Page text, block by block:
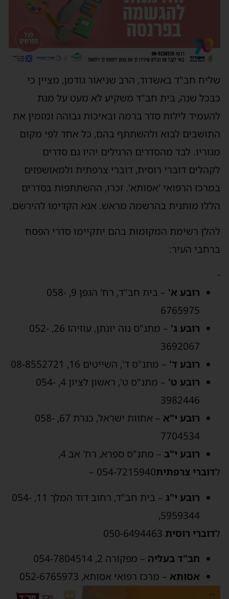
שליח חב"ד באשדוד, הרב שניאור גודמן, מציין כי
כבכל שנה, בית חב"ד משקיע לא מעט על מנת
להעמיד לילות סדר ברמה ובאיכות גבוהה ומזמין את
התושבים לבוא ולהשתתף בהם, כל אחד לפי מקום
מגוריו. לבד מהסדרים הרגילים יהיו גם סדרים
לקהלים דוברי רוסית, דוברי צרפתית ולמאושפזים
במרכז הרפואי 'אסותא'. זכרו, ההשתתפות בסדרים
הללו מותנית בהרשמה מראש. אנא הקדימו להירשם.
להלן רשימת המקומות בהם יתקיימו סדרי הפסח
ברחבי העיר:
-
רובע א'
– בית חב"ד, רח' הגפן 9, 058-
6765975
רובע ג'
– מתנ"ס נוה יונתן, עוזיהו 26, 052-
3692067
רובע ד' – מתנ"ס ד', השייטים 16, 08-8552721
רובע ט'
– מתנ"ס ט', ראשון לציון 4, 054-
3982446
רובע י"א
– אחוות ישראל, כנרת 67, 058-
7704534
רובע י"ב – מתנ"ס ספרא, רח' אב 4,
לדוברי צרפתית054-7215940 –
רובע י"ג
– בית חב"ד, רחוב דוד המלך 11, 054-
5959344,
לדוברי רוסית
חב"ד בעליה – מפקורה 2, 054-7804514
אסותא – מרכז רפואי אסותא, 052-6765973